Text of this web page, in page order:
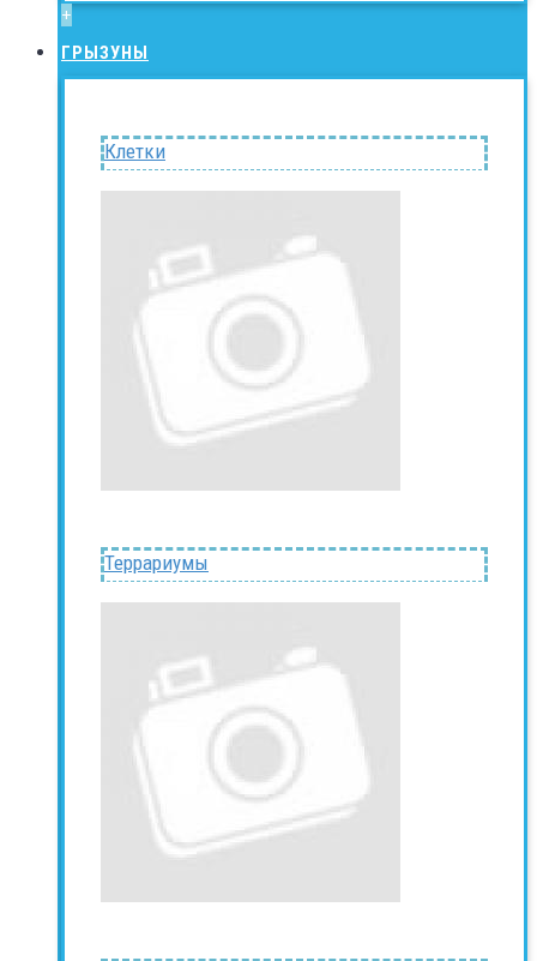
+
ГРЫЗУНЫ
Клетки
Террариумы